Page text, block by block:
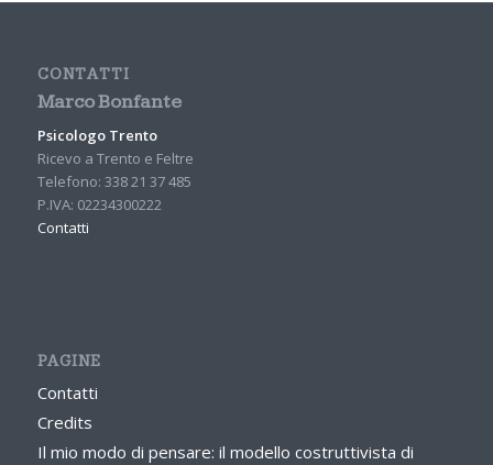
CONTATTI
Marco Bonfante
Psicologo Trento
Ricevo a Trento e Feltre
Telefono: 338 21 37 485
P.IVA: 02234300222
Contatti
PAGINE
Contatti
Credits
Il mio modo di pensare: il modello costruttivista di